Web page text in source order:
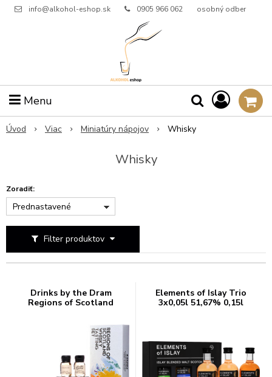
info@alkohol-eshop.sk 0905 966 062 osobný odber
Menu
Úvod Viac Miniatúry nápojov Whisky
Whisky
Filter produktov
Zoradiť:
Prednastavené
Drinks by the Dram
Regions of Scotland
0,03l) 0,15l (darčekové
balenie kazeta)
Elements of Islay Trio
3x0,05l 51,67% 0,15l